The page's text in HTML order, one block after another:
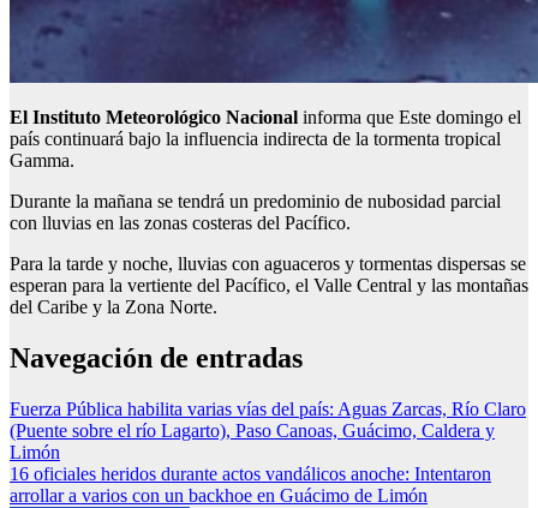
El Instituto Meteorológico Nacional informa que Este domingo el
país continuará bajo la influencia indirecta de la tormenta tropical
Gamma.
Durante la mañana se tendrá un predominio de nubosidad parcial
con lluvias en las zonas costeras del Pacífico.
Para la tarde y noche, lluvias con aguaceros y tormentas dispersas se
esperan para la vertiente del Pacífico, el Valle Central y las montañas
del Caribe y la Zona Norte.
Navegación de entradas
Fuerza Pública habilita varias vías del país: Aguas Zarcas, Río Claro
(Puente sobre el río Lagarto), Paso Canoas, Guácimo, Caldera y
Limón
16 oficiales heridos durante actos vandálicos anoche: Intentaron
arrollar a varios con un backhoe en Guácimo de Limón